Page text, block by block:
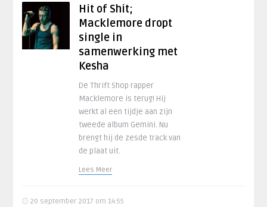
Hit of Shit;
Macklemore dropt
single in
samenwerking met
Kesha
De Thrift Shop rapper
Macklemore is terug! Hij
werkt al een tijdje aan zijn
tweede album Gemini. Nu
brengt hij de zesde track van
de plaat uit.
Lees Meer
20 september 2017 om 14:55